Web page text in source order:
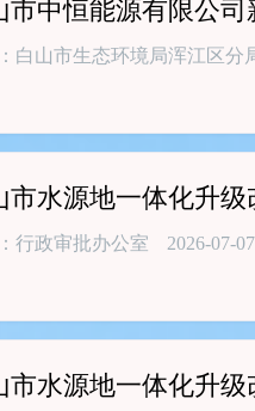
市中恒能源有限公
白山市生态环境局浑江区分
市水源地一体化升
行政审批办公室 2026-07-07
市水源地一体化升